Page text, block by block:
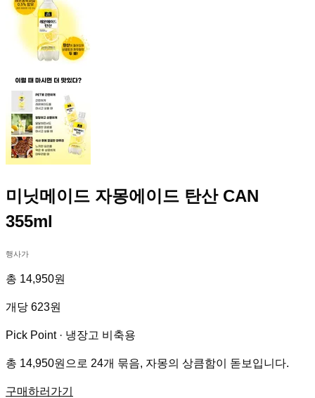
미닛메이드 자몽에이드 탄산 CAN
355ml
행사가
총 14,950원
개당 623원
Pick Point · 냉장고 비축용
총 14,950원으로 24개 묶음, 자몽의 상큼함이 돋보입니다.
구매하러가기